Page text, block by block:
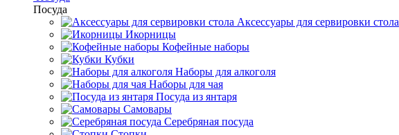
Посуда
Аксессуары для сервировки стола
Икорницы
Кофейные наборы
Кубки
Наборы для алкоголя
Наборы для чая
Посуда из янтаря
Самовары
Серебряная посуда